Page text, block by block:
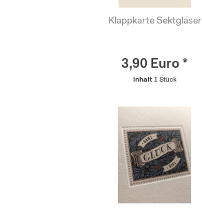
Klappkarte Sektgläser
3,90 Euro *
Inhalt 1 Stück